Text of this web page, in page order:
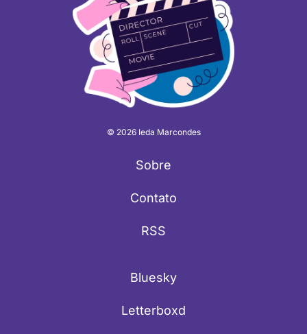
© 2026 Ieda Marcondes
Sobre
Contato
RSS
Bluesky
Letterboxd